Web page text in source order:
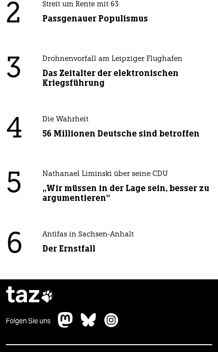
2 Streit um Rente mit 63
Passgenauer Populismus
3 Drohnenvorfall am Leipziger Flughafen
Das Zeitalter der elektronischen
Kriegsführung
4 Die Wahrheit
56 Millionen Deutsche sind betroffen
5 Nathanael Liminski über seine CDU
„Wir müssen in der Lage sein, besser zu
argumentieren“
6 Antifas in Sachsen-Anhalt
Der Ernstfall
taz
Folgen Sie uns